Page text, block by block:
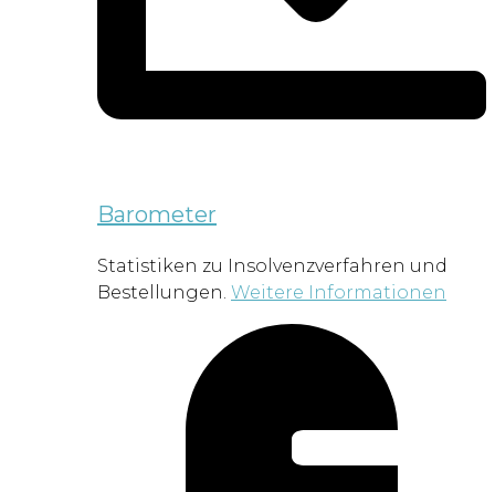
Barometer
Statistiken zu Insolvenzverfahren und
Bestellungen. Weitere Informationen